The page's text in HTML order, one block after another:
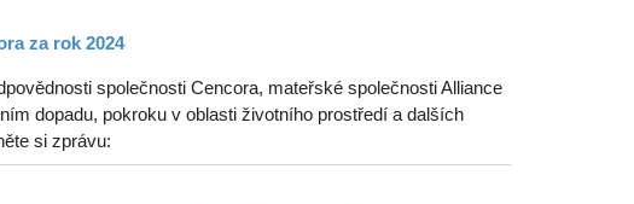
za rok 2024
společnosti Cencora, mateřské společnosti Alliance
dopadu, pokroku v oblasti životního prostředí a dalších
si zprávu: